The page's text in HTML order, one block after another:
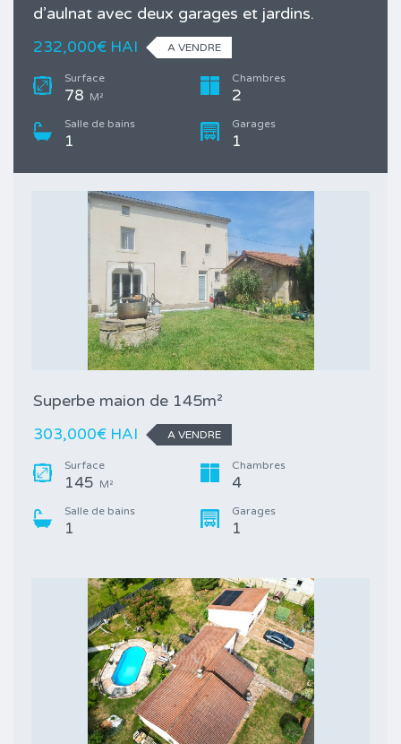
d’aulnat avec deux garages et jardins.
232,000€ HAI A VENDRE
Surface
78 M²
Chambres
2
Salle de bains
1
Garages
1
Superbe maion de 145m²
303,000€ HAI A VENDRE
Surface
145 M²
Chambres
4
Salle de bains
1
Garages
1